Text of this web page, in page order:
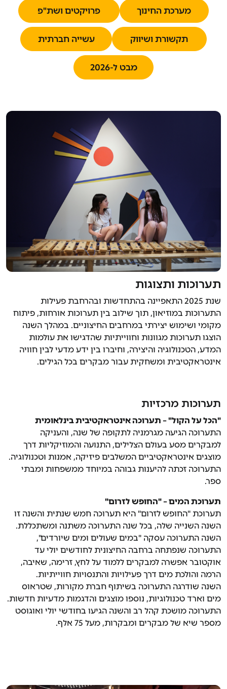
תערוכות ותצוגות קהל רחב מערכת החינוך
מערכת החינוך
פרויקטים ושת"פ
פרויקטים ושת"פ תקשורת ושיווק
תקשורת ושיווק
עשייה חברתית
עשייה חברתית מבט ל-2026
תערוכות ותצוגות
שנת 2025 התאפיינה בהתחדשות ובהרחבת פעילות
התערוכות במוזיאון, תוך שילוב בין תערוכות אורחות, פיתוח
מקומי ושימוש יצירתי במרחבים החיצוניים. במהלך השנה
הוצגו תערוכות מגוונות וחווייתיות שהדגישו את עולמות
המדע, הטכנולוגיה והיצירה, וחיברו בין ידע מדעי לבין חוויה
אינטראקטיבית ומשחקית עבור מבקרים בכל הגילים.
תערוכות מרכזיות
"הכל על הקול" – תערוכה אינטראקטיבית בינלאומית
התערוכה הגיעה מגרמניה לתקופה של שנה, והעניקה
למבקרים מסע בעולם הצלילים, התנועה והמוזיקליות דרך
מוצגים אינטראקטיביים המשלבים פיזיקה, אמנות וטכנולוגיה.
התערוכה זכתה להיענות גבוהה במיוחד ממשפחות ומבתי
ספר.
תערוכת המים – "החופש לזרום"
תערוכת "החופש לזרום" היא תערוכה חמש שנתית והשנה זו
השנה השנייה שלה, בכל שנה התערוכה משתנה ומשתכללת.
השנה התערוכה עסקה "במים שעולים ומים שיורדים",
התערוכה שנפתחה ברחבה החיצונית לחודשים יולי עד
אוקטובר אפשרה למבקרים ללמוד על לחץ, זרימה, שאיבה,
הרמה והולכת מים דרך פעילויות והתנסויות חווייתיות.
השנה שודרגה התערוכה בשיתוף חברת מקורות, שטראוס
מים וארד טכנולוגיות, נוספו מוצגים והדגמות מדעיות חדשות.
התערוכה מושכת קהל רב והשנה הגיעו בחודשי יולי ואוגוסט
מספר שיא של מבקרים ומבקרות, מעל 75 אלף.